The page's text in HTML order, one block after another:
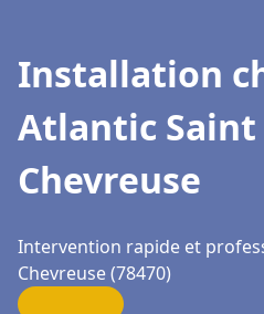
Installation
Atlantic Saint
Chevreuse
Intervention rapide et
Chevreuse (78470)